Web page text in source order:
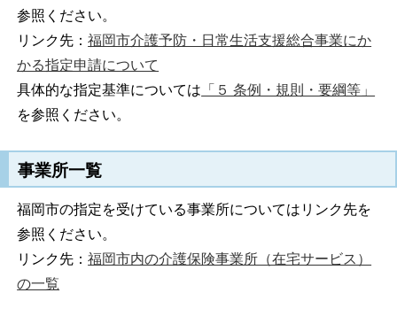
参照ください。
リンク先：福岡市介護予防・日常生活支援総合事業にか
かる指定申請について
具体的な指定基準については 「５ 条例・規則・要綱等」
を参照ください。
事業所一覧
福岡市の指定を受けている事業所についてはリンク先を
参照ください。
リンク先：福岡市内の介護保険事業所（在宅サービス）
の一覧